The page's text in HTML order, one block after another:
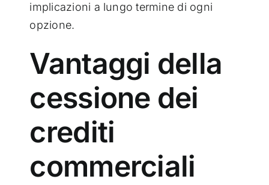
implicazioni a lungo termine di ogni
opzione.
Vantaggi della
cessione dei
crediti
commerciali